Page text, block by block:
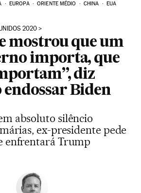
EUROPA ORIENTE MÉDIO CHINA EUA
2020
mostrou que um
importa, que
diz
endossar Biden
absoluto silêncio
ex-presidente pede
enfrentará Trump